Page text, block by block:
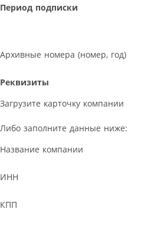
Период подписки
Архивные номера (номер, год)
Реквизиты
Загрузите карточку компании
Либо заполните данные ниже:
Название компании
ИНН
КПП